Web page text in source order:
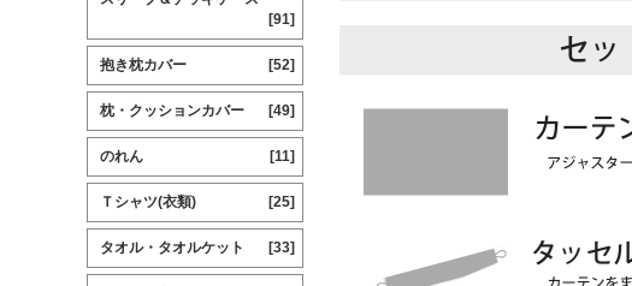
[91]
抱き枕カバー [52]
枕・クッションカバー [49]
のれん [11]
Ｔシャツ(衣類) [25]
タオル・タオルケット [33]